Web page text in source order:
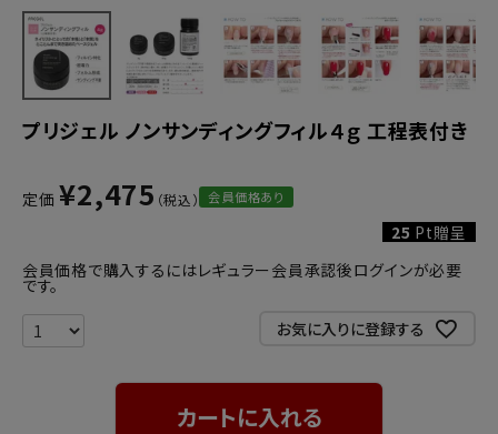
プリジェル ノンサンディングフィル４ｇ 工程表付き
定価 ¥2,475 会員価格あり
25 Pt贈呈
会員価格で購入するにはレギュラー会員承認後ログインが必要
です。
お気に入りに登録する
カートに入れる